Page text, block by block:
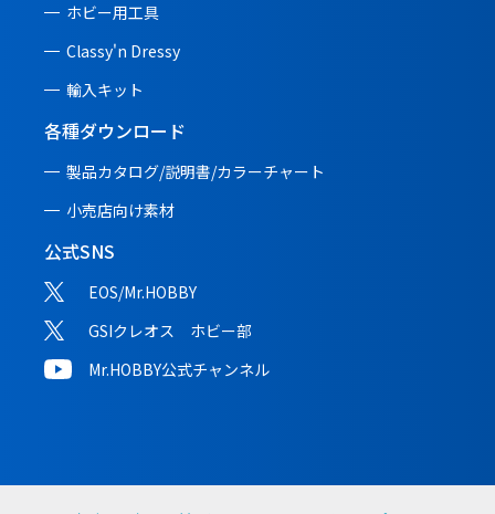
ホビー用工具
Classy'n Dressy
輸入キット
各種ダウンロード
製品カタログ/説明書/カラーチャート
小売店向け素材
公式SNS
EOS/Mr.HOBBY
GSIクレオス ホビー部
Mr.HOBBY公式チャンネル